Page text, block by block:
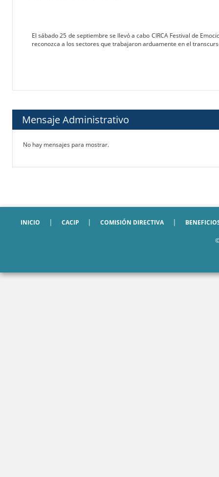
El sábado 25 de septiembre se llevó a cabo CIRCA Festival de
reconozca a los sectores que trabajaron arduamente en el
Mensaje Administrativo
No hay mensajes para mostrar.
INICIO | CACIP | COMISIÓN DIRECTIVA |